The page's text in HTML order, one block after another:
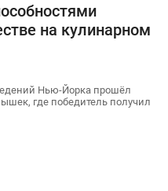
на кулинарном
Нью-Йорка прошёл
где победитель получил